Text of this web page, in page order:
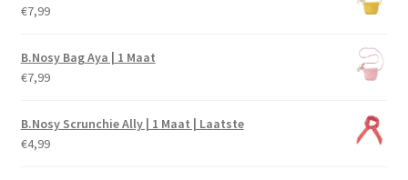
€7,99
B.Nosy Bag Aya | 1 Maat
€7,99
B.Nosy Scrunchie Ally | 1 Maat | Laatste
€4,99